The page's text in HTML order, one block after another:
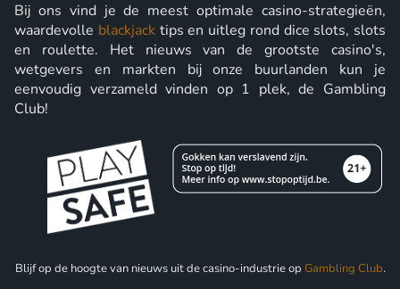
Bij ons vind je de meest optimale casino-strategieën,
waardevolle blackjacktips en uitleg rond dice slots, slots
en roulette. Het nieuws van de grootste casino's,
wetgevers en markten bij onze buurlanden kun je
eenvoudig verzameld vinden op 1 plek, de Gambling
Club!
Blijf op de hoogte van nieuws uit de casino-industrie op Gambling Club.